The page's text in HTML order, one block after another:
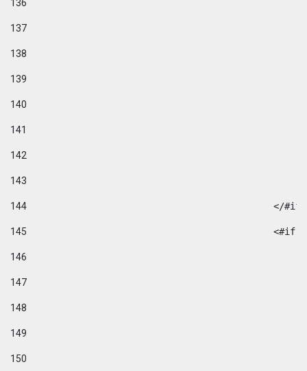
136
137
138
139
140
141
142
143
144
</
145
146
147
148
149
150